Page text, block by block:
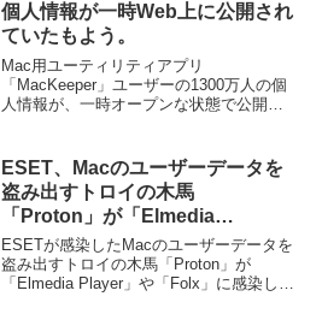
個人情報が一時Web上に公開され
ていたもよう。
Mac用ユーティリティアプリ
「MacKeeper」ユーザーの1300万人の個
人情報が、一時オープンな状態で公開さ
ESET、Macのユーザーデータを
盗み出すトロイの木馬
「Proton」が「Elmedia
Player」や「Folx」に感染してい
たと発表。
ESETが感染したMacのユーザーデータを
盗み出すトロイの木馬「Proton」が
「Elmedia Player」や「Folx」に感染して